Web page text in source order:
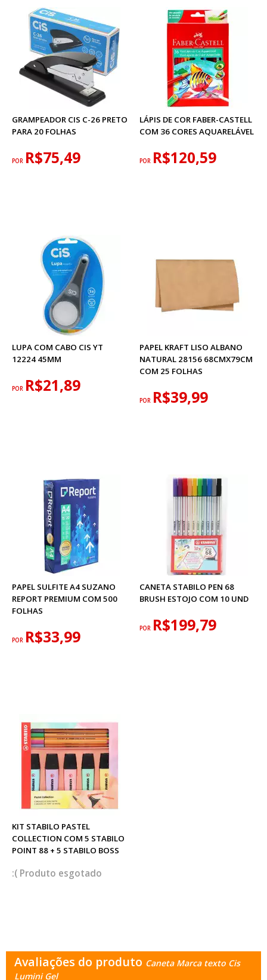
GRAMPEADOR CIS C-26 PRETO
PARA 20 FOLHAS
POR R$75,49
LÁPIS DE COR FABER-CASTELL
COM 36 CORES AQUARELÁVEL
POR R$120,59
LUPA COM CABO CIS YT
12224 45MM
POR R$21,89
PAPEL KRAFT LISO ALBANO
NATURAL 28156 68CMX79CM
COM 25 FOLHAS
POR R$39,99
PAPEL SULFITE A4 SUZANO
REPORT PREMIUM COM 500
FOLHAS
POR R$33,99
CANETA STABILO PEN 68
BRUSH ESTOJO COM 10 UND
POR R$199,79
KIT STABILO PASTEL
COLLECTION COM 5 STABILO
POINT 88 + 5 STABILO BOSS
esgotado
Avaliações do produto Caneta Marca texto Cis
Lumini Gel